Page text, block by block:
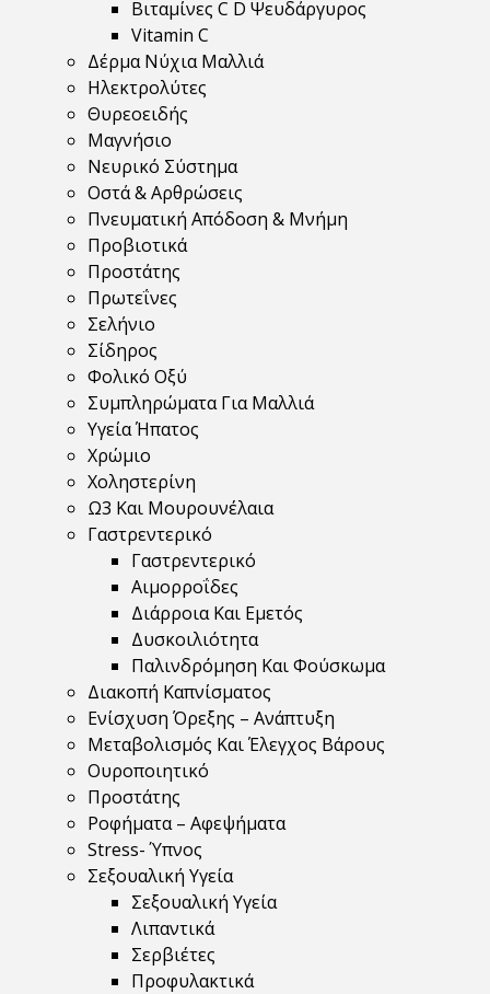
Βιταμίνες C D Ψευδάργυρος
Vitamin C
Δέρμα Νύχια Μαλλιά
Ηλεκτρολύτες
Θυρεοειδής
Μαγνήσιο
Νευρικό Σύστημα
Οστά & Αρθρώσεις
Πνευματική Απόδοση & Μνήμη
Προβιοτικά
Προστάτης
Πρωτεΐνες
Σελήνιο
Σίδηρος
Φολικό Οξύ
Συμπληρώματα Για Μαλλιά
Υγεία Ήπατος
Χρώμιο
Χοληστερίνη
Ω3 Και Μουρουνέλαια
Γαστρεντερικό
Γαστρεντερικό
Αιμορροΐδες
Διάρροια Και Εμετός
Δυσκοιλιότητα
Παλινδρόμηση Και Φούσκωμα
Διακοπή Καπνίσματος
Ενίσχυση Όρεξης – Ανάπτυξη
Μεταβολισμός Και Έλεγχος Βάρους
Ουροποιητικό
Προστάτης
Ροφήματα – Αφεψήματα
Stress- Ύπνος
Σεξουαλική Υγεία
Σεξουαλική Υγεία
Λιπαντικά
Σερβιέτες
Προφυλακτικά